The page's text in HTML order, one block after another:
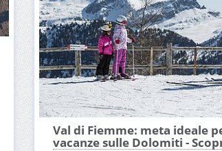
Val di Fiemme: meta ideale
vacanze sulle Dolomiti -